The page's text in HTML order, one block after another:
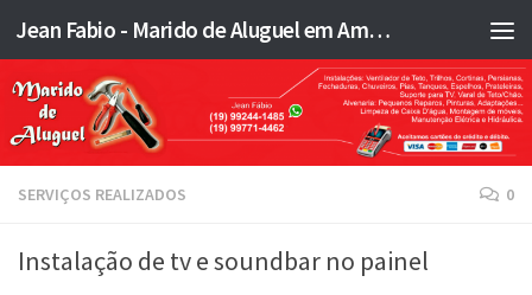
Skip to content Jean Fabio - Marido de Aluguel em Americana SP e região - JFMA
SERVIÇOS REALIZADOS 0
Instalação de tv e soundbar no painel